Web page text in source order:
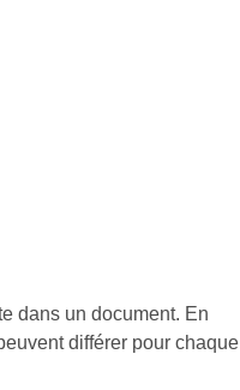
dans un document. En
différer pour chaque